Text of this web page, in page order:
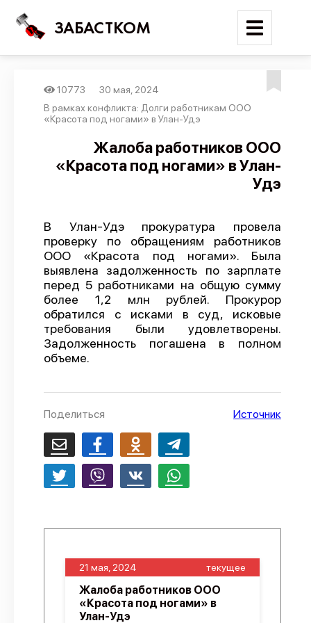
ЗАБАСТКОМ
Войти
Поиск
Новости
Отчеты
Предложить публикацию
Справочник
API
О проекте
Политика конфиденциальности
10773
30 мая, 2024
В рамках конфликта: Долги работникам ООО
«Красота под ногами» в Улан-Удэ
Жалоба работников ООО
«Красота под ногами» в Улан-
Удэ
В Улан-Удэ прокуратура провела
проверку по обращениям работников
ООО «Красота под ногами». Была
выявлена задолженность по зарплате
перед 5 работниками на общую сумму
более 1,2 млн рублей. Прокурор
обратился с исками в суд, исковые
требования были удовлетворены.
Задолженность погашена в полном
объеме.
Поделиться Источник
21 мая, 2024 текущее
Жалоба работников ООО
«Красота под ногами» в
Улан-Удэ